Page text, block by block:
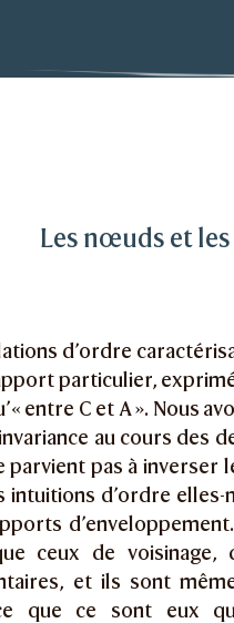
de l’espace chez
et les rapports
Les nœuds et
d’ordre
particulier, exprimé
entre C et A ». Nous
au cours des
parvient pas à inverser
intuitions d’ordre
ceux de voisinage,
et ils sont
que ce sont eux